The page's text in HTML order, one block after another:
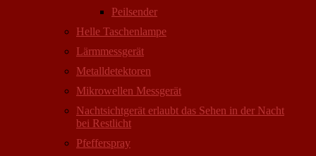
Peilsender
Helle Taschenlampe
Lärmmessgerät
Metalldetektoren
Mikrowellen Messgerät
Nachtsichtgerät erlaubt das Sehen in der Nacht
bei Restlicht
Pfefferspray